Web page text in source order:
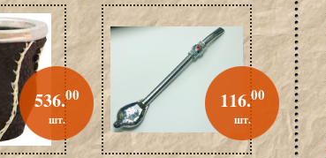
536.00
шт.
116.00
шт.